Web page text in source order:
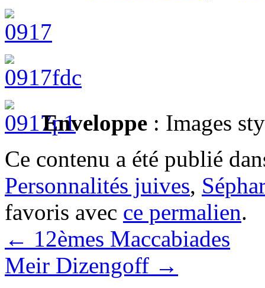
Enveloppe : Images
Ce contenu a été publié
Personnalités juives,
favoris avec ce permalien.
← 12èmes Maccabiades
Meir Dizengoff →